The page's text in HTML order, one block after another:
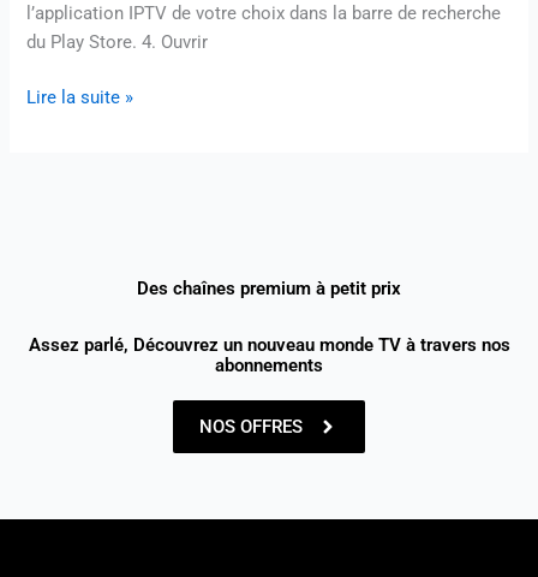
l’application IPTV de votre choix dans la barre de recherche
du Play Store. 4. Ouvrir
Lire la suite »
Des chaînes premium à petit prix
Assez parlé, Découvrez un nouveau monde TV à travers nos
abonnements
NOS OFFRES